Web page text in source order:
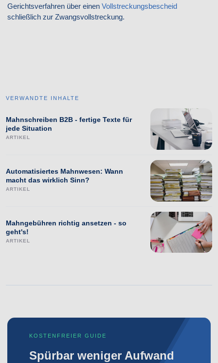
VERWANDTE INHALTE
Mahnschreiben B2B - fertige Texte für
jede Situation
ARTIKEL
Automatisiertes Mahnwesen: Wann
macht das wirklich Sinn?
ARTIKEL
Mahngebühren richtig ansetzen - so
geht's!
ARTIKEL
Gerichtsverfahren über einen Vollstreckungsbescheid
schließlich zur Zwangsvollstreckung.
KOSTENFREIER GUIDE
Spürbar weniger Aufwand